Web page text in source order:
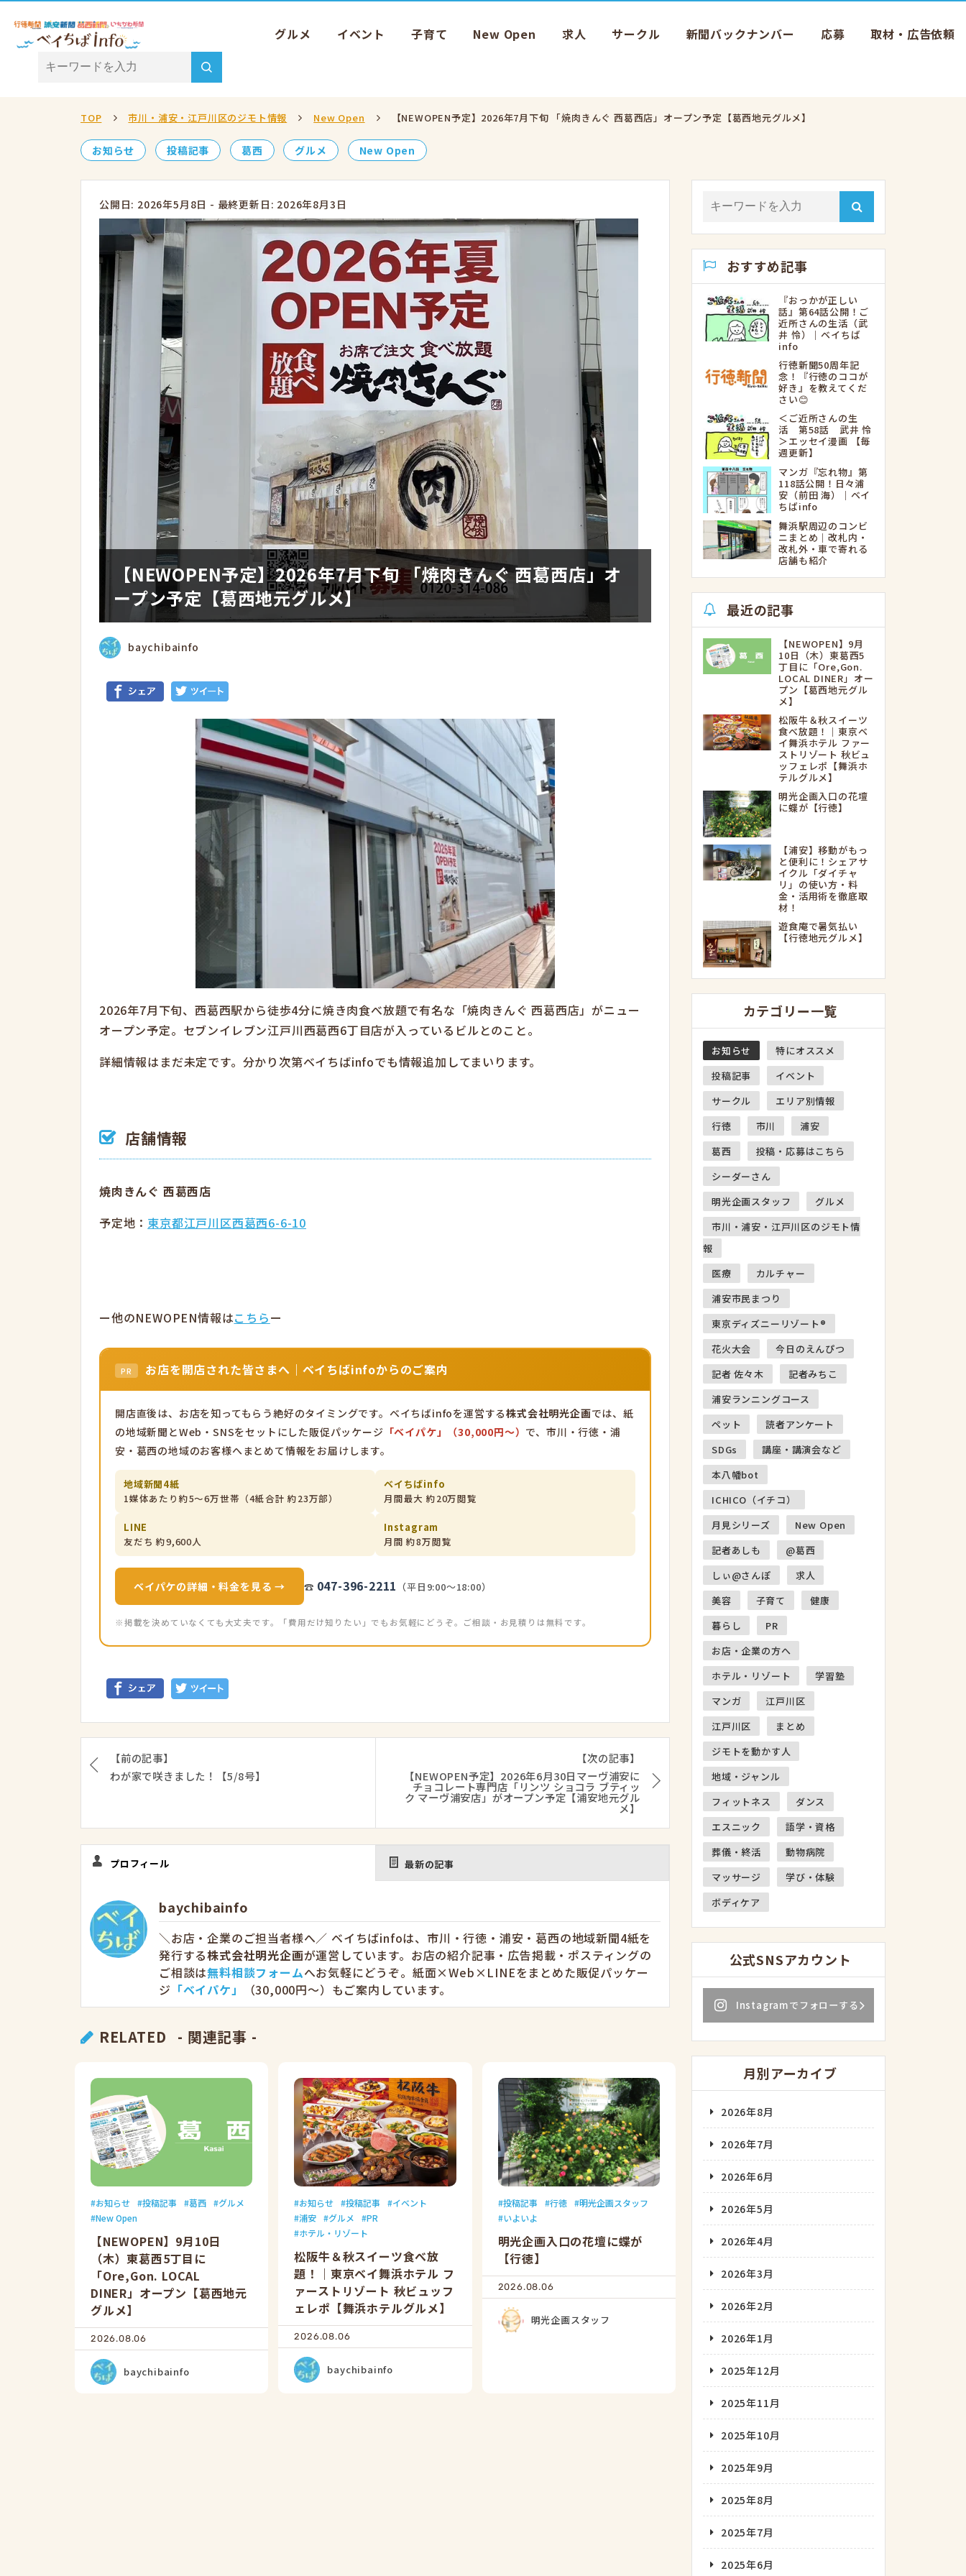
グルメ イベント 子育て New Open 求人 サークル 新聞バックナンバー 応募 取材・広告依頼
TOP 市川・浦安・江戸川区のジモト情報 New Open 【NEWOPEN予定】2026年7月下旬 「焼肉きんぐ 西葛西店」オープン予定【葛西地元グルメ】
お知らせ 投稿記事 葛西 グルメ New Open
公開日: 2026年5月8日 - 最終更新日: 2026年8月3日
【NEWOPEN予定】2026年7月下旬 「焼肉きんぐ 西葛西店」オ
ープン予定【葛西地元グルメ】
baychibainfo
2026年7月下旬、西葛西駅から徒歩4分に焼き肉食べ放題で有名な「焼肉きんぐ 西葛西店」がニュー
オープン予定。セブンイレブン江戸川西葛西6丁目店が入っているビルとのこと。
詳細情報はまだ未定です。分かり次第ベイちばinfoでも情報追加してまいります。
店舗情報
焼肉きんぐ 西葛西店
予定地： 東京都江戸川区西葛西6-6-10
ー他のNEWOPEN情報はこちらー
PR お店を開店された皆さまへ｜ベイちばinfoからのご案内
開店直後は、お店を知ってもらう絶好のタイミングです。ベイちばinfoを運営する株式会社明光企画では、紙
の地域新聞とWeb・SNSをセットにした販促パッケージ 「ベイパケ」（30,000円〜） で、市川・行徳・浦
安・葛西の地域のお客様へまとめて情報をお届けします。
地域新聞4紙
1媒体あたり約5〜6万世帯（4紙合計 約23万部）
ベイちばinfo
月間最大 約20万閲覧
LINE
友だち 約9,600人
Instagram
月間 約8万閲覧
ベイパケの詳細・料金を見る → ☎ 047-396-2211 （平日9:00〜18:00）
※掲載を決めていなくても大丈夫です。「費用だけ知りたい」でもお気軽にどうぞ。ご相談・お見積りは無料です。
【前の記事】
わが家で咲きました！【5/8号】
【次の記事】
【NEWOPEN予定】2026年6月30日マーヴ浦安に
チョコレート専門店「リンツ ショコラ ブティッ
ク マーヴ浦安店」がオープン予定【浦安地元グル
メ】
プロフィール 最新の記事
baychibainfo
＼お店・企業のご担当者様へ／ ベイちばinfoは、市川・行徳・浦安・葛西の地域新聞4紙を
発行する株式会社明光企画が運営しています。お店の紹介記事・広告掲載・ポスティングの
ご相談は無料相談フォームへお気軽にどうぞ。紙面×Web×LINEをまとめた販促パッケー
ジ 「ベイパケ」 （30,000円〜）もご案内しています。
RELATED - 関連記事 -
お知らせ 投稿記事 葛西
グルメ
New Open
【NEWOPEN】9月10日
（木）東葛西5丁目に
「Ore,Gon. LOCAL
DINER」オープン【葛西地元
グルメ】
2026.08.06
baychibainfo
お知らせ 投稿記事
イベント
浦安
グルメ
PR
ホテル・リゾート
松阪牛＆秋スイーツ食べ放
題！｜東京ベイ舞浜ホテル フ
ァーストリゾート 秋ビュッフ
ェレポ【舞浜ホテルグルメ】
2026.08.06
baychibainfo
投稿記事 行徳
明光企画スタッフ
いよいよ
明光企画入口の花壇に蝶が
【行徳】
2026.08.06
明光企画スタッフ
おすすめ記事
『おっかが正しい
話』第64話公開！ご
近所さんの生活（武
井 怜）｜ベイちば
info
行徳新聞50周年記
念！『行徳のココが
好き』を教えてくだ
さい😊
＜ご近所さんの生
活 第58話 武井 怜
＞エッセイ漫画 【毎
週更新】
マンガ『忘れ物』第
118話公開！日々浦
安（前田 海）｜ベイ
ちばinfo
舞浜駅周辺のコンビ
ニまとめ｜改札内・
改札外・車で寄れる
店舗も紹介
最近の記事
【NEWOPEN】9月
10日（木）東葛西5
丁目に「Ore,Gon.
LOCAL DINER」オー
プン【葛西地元グル
メ】
松阪牛＆秋スイーツ
食べ放題！｜東京ベ
イ舞浜ホテル ファー
ストリゾート 秋ビュ
ッフェレポ【舞浜ホ
テルグルメ】
明光企画入口の花壇
に蝶が【行徳】
【浦安】移動がもっ
と便利に！シェアサ
イクル「ダイチャ
リ」の使い方・料
金・活用術を徹底取
材！
遊食庵で暑気払い
【行徳地元グルメ】
カテゴリー一覧
お知らせ
特にオススメ
投稿記事
イベント
サークル
エリア別情報
行徳
市川
浦安
葛西
投稿・応募はこちら
シーダーさん
明光企画スタッフ
グルメ
市川・浦安・江戸川区のジモト情
報
医療
カルチャー
浦安市民まつり
東京ディズニーリゾート®
花火大会
今日のえんぴつ
記者 佐々木
記者みちこ
浦安ランニングコース
ペット
読者アンケート
SDGs
講座・講演会など
本八幡bot
ICHICO（イチコ）
月見シリーズ
New Open
記者あしも
@葛西
しぃ@さんぽ
求人
美容
子育て
健康
暮らし
PR
お店・企業の方へ
ホテル・リゾート
学習塾
マンガ
江戸川区
江戸川区
まとめ
ジモトを動かす人
地域・ジャンル
フィットネス
ダンス
エスニック
語学・資格
葬儀・終活
動物病院
マッサージ
学び・体験
ボディケア
公式SNSアカウント
Instagramでフォローする
月別アーカイブ
2026年8月
2026年7月
2026年6月
2026年5月
2026年4月
2026年3月
2026年2月
2026年1月
2025年12月
2025年11月
2025年10月
2025年9月
2025年8月
2025年7月
2025年6月